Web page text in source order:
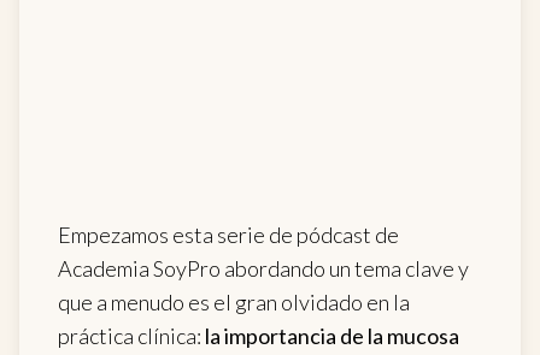
Empezamos esta serie de pódcast de
Academia SoyPro abordando un tema clave y
que a menudo es el gran olvidado en la
práctica clínica: la importancia de la mucosa